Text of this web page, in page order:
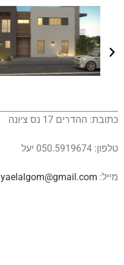
כתובת: ההדרים 17 נס ציונה
טלפון: 050.5919674 יעל
מייל: yaelalgom@gmail.com